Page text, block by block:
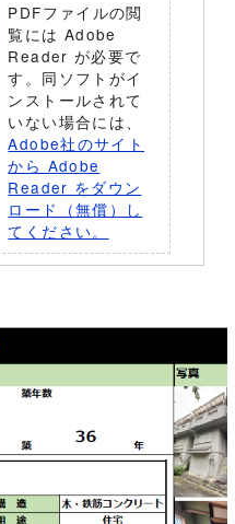
PDFファイルの閲
覧には Adobe
Reader が必要で
す。同ソフトがイ
ンストールされて
いない場合には、
Adobe社のサイト
から Adobe
Reader をダウン
ロード（無償）し
てください。